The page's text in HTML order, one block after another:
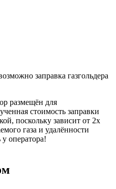
заправка газгольдера
размещён для
стоимость заправки
поскольку зависит от 2х
газа и удалённости
оператора!